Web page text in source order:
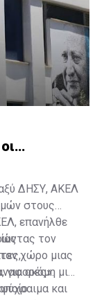
ΔΗΣΥ, ΑΚΕΛ
στους
επανήλθε
τον
χώρο μιας
ακόμη μια
και